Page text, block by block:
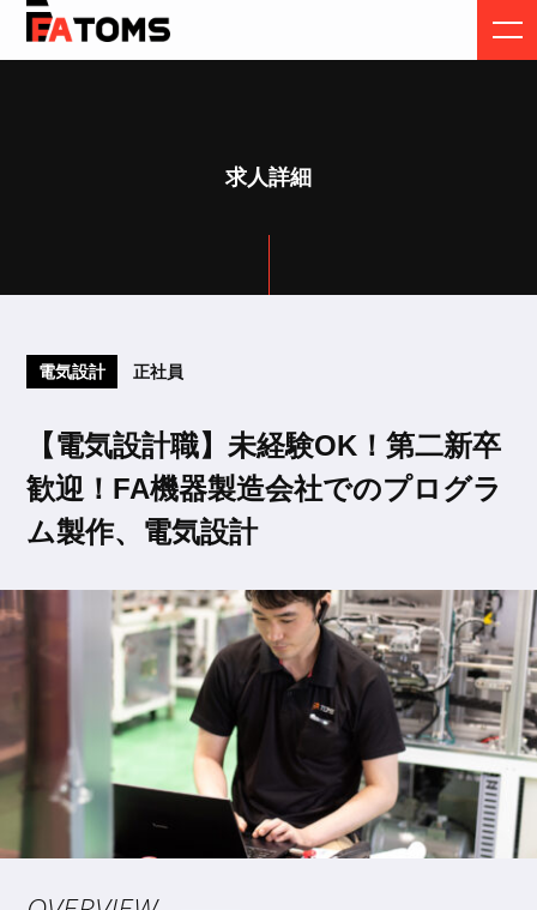
求人詳細
電気設計 正社員
【電気設計職】未経験OK！第二新卒
歓迎！FA機器製造会社でのプログラ
ム製作、電気設計